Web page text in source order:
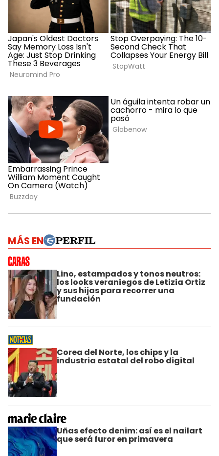
MÁS EN
Lino, estampados y tonos neutros:
los looks veraniegos de Letizia Ortiz
y sus hijas para recorrer una
fundación
Corea del Norte, los chips y la
industria estatal del robo digital
Uñas efecto denim: así es el nailart
que será furor en primavera